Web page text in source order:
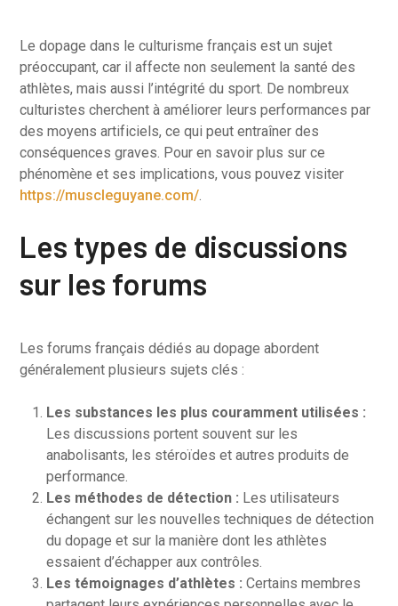
Le dopage dans le culturisme français est un sujet
préoccupant, car il affecte non seulement la santé des
athlètes, mais aussi l’intégrité du sport. De nombreux
culturistes cherchent à améliorer leurs performances par
des moyens artificiels, ce qui peut entraîner des
conséquences graves. Pour en savoir plus sur ce
phénomène et ses implications, vous pouvez visiter
https://muscleguyane.com/.
Les types de discussions
sur les forums
Les forums français dédiés au dopage abordent
généralement plusieurs sujets clés :
Les substances les plus couramment utilisées :
Les discussions portent souvent sur les
anabolisants, les stéroïdes et autres produits de
performance.
Les méthodes de détection : Les utilisateurs
échangent sur les nouvelles techniques de détection
du dopage et sur la manière dont les athlètes
essaient d’échapper aux contrôles.
Les témoignages d’athlètes : Certains membres